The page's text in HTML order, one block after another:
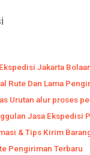
Jakarta
Rute Dan Lama
Urutan alur proses
Jasa Ekspedisi
& Tips Kirim
Pengiriman Terbaru